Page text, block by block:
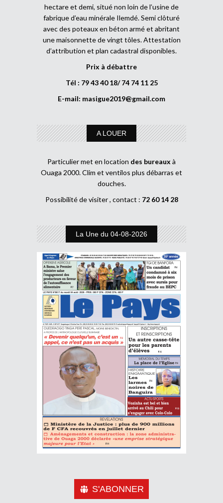
hectare et demi, situé non loin de l’usine de
fabrique d’eau minérale Ilemdé. Semi clôturé
avec des poteaux en béton armé et abritant
une maisonnette de vingt tôles. Attestation
d’attribution et plan cadastral disponibles.
Prix à débattre
Tél : 79 43 40 18/ 74 74 11 25
E-mail: masigue2019@gmail.com
A LOUER
Particulier met en location des bureaux à
Ouaga 2000. Clim et ventilos plus débarras et
douches.
Possibilité de visiter , contact : 72 60 14 28
La Une du 04-08-2026
S'ABONNER